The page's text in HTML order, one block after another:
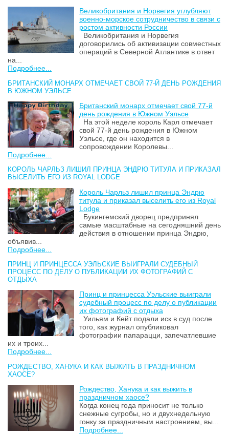
Великобритания и Норвегия углубляют
военно-морское сотрудничество в связи с
ростом активности России
Великобритания и Норвегия
договорились об активизации совместных
операций в Северной Атлантике в ответ
на...
Подробнее...
БРИТАНСКИЙ МОНАРХ ОТМЕЧАЕТ СВОЙ 77-Й ДЕНЬ РОЖДЕНИЯ
В ЮЖНОМ УЭЛЬСЕ
Британский монарх отмечает свой 77-й
день рождения в Южном Уэльсе
На этой неделе король Карл отмечает
свой 77-й день рождения в Южном
Уэльсе, где он находится в
сопровождении Королевы...
Подробнее...
КОРОЛЬ ЧАРЛЬЗ ЛИШИЛ ПРИНЦА ЭНДРЮ ТИТУЛА И ПРИКАЗАЛ
ВЫСЕЛИТЬ ЕГО ИЗ ROYAL LODGE
Король Чарльз лишил принца Эндрю
титула и приказал выселить его из Royal
Lodge
Букингемский дворец предпринял
самые масштабные на сегодняшний день
действия в отношении принца Эндрю,
объявив...
Подробнее...
ПРИНЦ И ПРИНЦЕССА УЭЛЬСКИЕ ВЫИГРАЛИ СУДЕБНЫЙ
ПРОЦЕСС ПО ДЕЛУ О ПУБЛИКАЦИИ ИХ ФОТОГРАФИЙ С
ОТДЫХА
Принц и принцесса Уэльские выиграли
судебный процесс по делу о публикации
их фотографий с отдыха
Уильям и Кейт подали иск в суд после
того, как журнал опубликовал
фотографии папарацци, запечатлевшие
их и троих...
Подробнее...
РОЖДЕСТВО, ХАНУКА И КАК ВЫЖИТЬ В ПРАЗДНИЧНОМ
ХАОСЕ?
Рождество, Ханука и как выжить в
праздничном хаосе?
Когда конец года приносит не только
снежные сугробы, но и двухнедельную
гонку за праздничным настроением, вы...
Подробнее...